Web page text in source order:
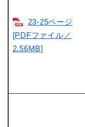
23-25ページ
[PDFファイル／
2.56MB]